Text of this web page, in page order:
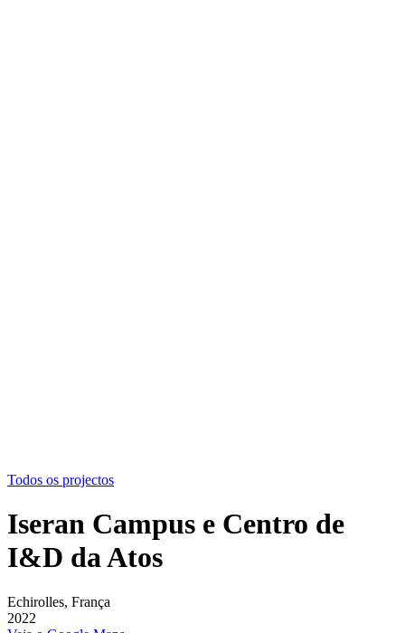
Todos os projectos
Iseran Campus e Centro de
I&D da Atos
Echirolles, França
2022